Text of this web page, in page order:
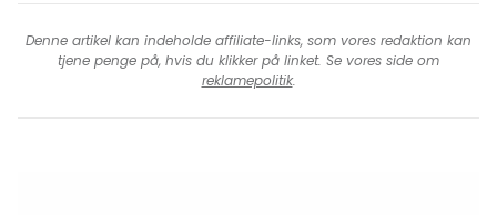
Denne artikel kan indeholde affiliate-links, som vores redaktion kan
tjene penge på, hvis du klikker på linket. Se vores side om
reklamepolitik.